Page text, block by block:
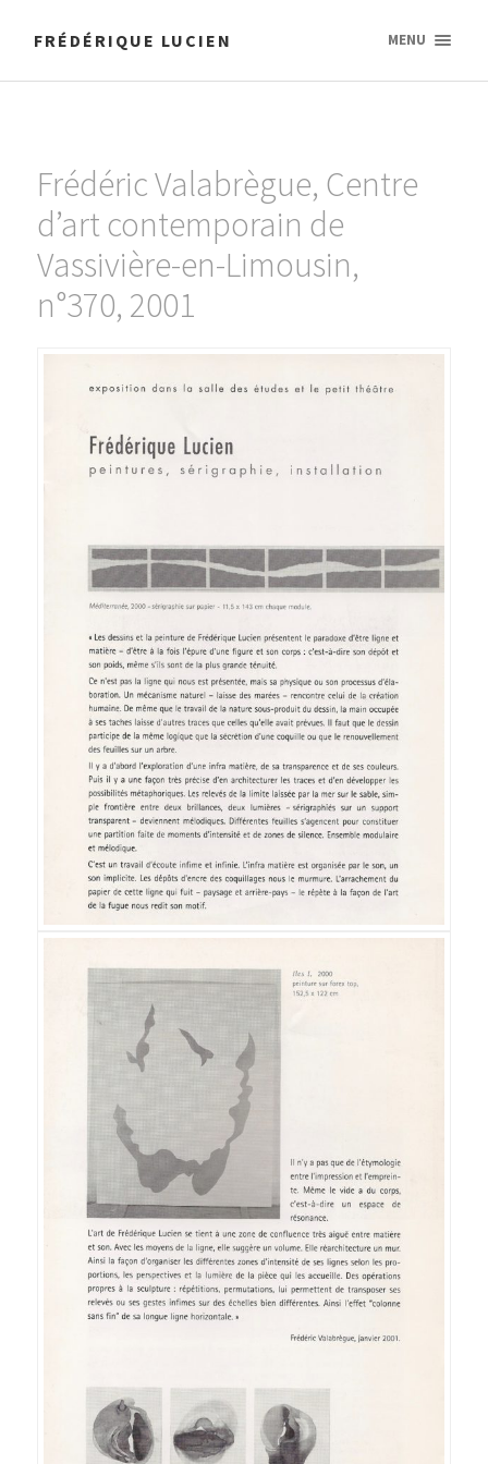
FRÉDÉRIQUE LUCIEN MENU
Frédéric Valabrègue, Centre
d’art contemporain de
Vassivière-en-Limousin,
n°370, 2001